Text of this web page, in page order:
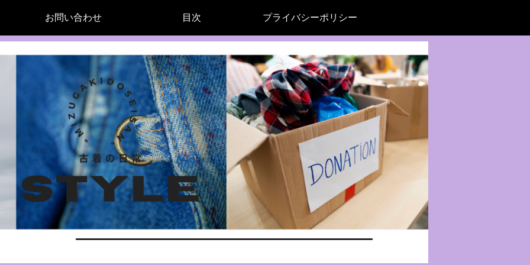
お問い合わせ 目次 プライバシーポリシー